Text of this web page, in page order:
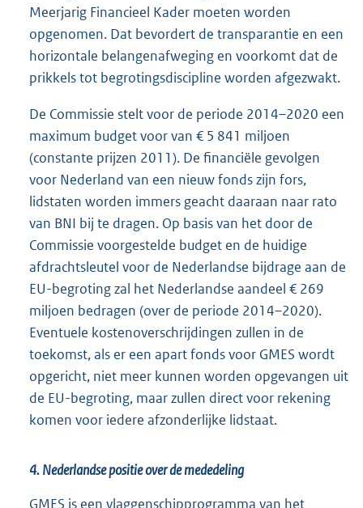
Meerjarig Financieel Kader moeten worden
opgenomen. Dat bevordert de transparantie en een
horizontale belangenafweging en voorkomt dat de
prikkels tot begrotingsdiscipline worden afgezwakt.
De Commissie stelt voor de periode 2014–2020 een
maximum budget voor van € 5 841 miljoen
(constante prijzen 2011). De financiële gevolgen
voor Nederland van een nieuw fonds zijn fors,
lidstaten worden immers geacht daaraan naar rato
van BNI bij te dragen. Op basis van het door de
Commissie voorgestelde budget en de huidige
afdrachtsleutel voor de Nederlandse bijdrage aan de
EU-begroting zal het Nederlandse aandeel € 269
miljoen bedragen (over de periode 2014–2020).
Eventuele kostenoverschrijdingen zullen in de
toekomst, als er een apart fonds voor GMES wordt
opgericht, niet meer kunnen worden opgevangen uit
de EU-begroting, maar zullen direct voor rekening
komen voor iedere afzonderlijke lidstaat.
4. Nederlandse positie over de mededeling
GMES is een vlaggenschipprogramma van het